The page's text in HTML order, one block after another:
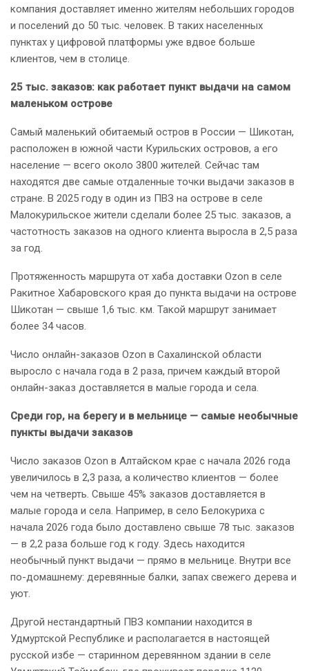
компания доставляет именно жителям небольших городов
и поселений до 50 тыс. человек. В таких населенных
пунктах у цифровой платформы уже вдвое больше
клиентов, чем в столице.
25 тыс. заказов: как работает пункт выдачи на самом
маленьком острове
Самый маленький обитаемый остров в России — Шикотан,
расположен в южной части Курильских островов, а его
население — всего около 3800 жителей. Сейчас там
находятся две самые отдаленные точки выдачи заказов в
стране. В 2025 году в один из ПВЗ на острове в селе
Малокурильское жители сделали более 25 тыс. заказов, а
частотность заказов на одного клиента выросла в 2,5 раза
за год.
Протяженность маршрута от хаба доставки Ozon в селе
Ракитное Хабаровского края до пункта выдачи на острове
Шикотан — свыше 1,6 тыс. км. Такой маршрут занимает
более 34 часов.
Число онлайн-заказов Ozon в Сахалинской области
выросло с начала года в 2 раза, причем каждый второй
онлайн-заказ доставляется в малые города и села.
Среди гор, на берегу и в мельнице — самые необычные
пункты выдачи заказов
Число заказов Ozon в Алтайском крае с начала 2026 года
увеличилось в 2,3 раза, а количество клиентов — более
чем на четверть. Свыше 45% заказов доставляется в
малые города и села. Например, в село Белокуриха с
начала 2026 года было доставлено свыше 78 тыс. заказов
— в 2,2 раза больше год к году. Здесь находится
необычный пункт выдачи — прямо в мельнице. Внутри все
по-домашнему: деревянные балки, запах свежего дерева и
уют.
Другой нестандартный ПВЗ компании находится в
Удмуртской Республике и располагается в настоящей
русской избе — старинном деревянном здании в селе